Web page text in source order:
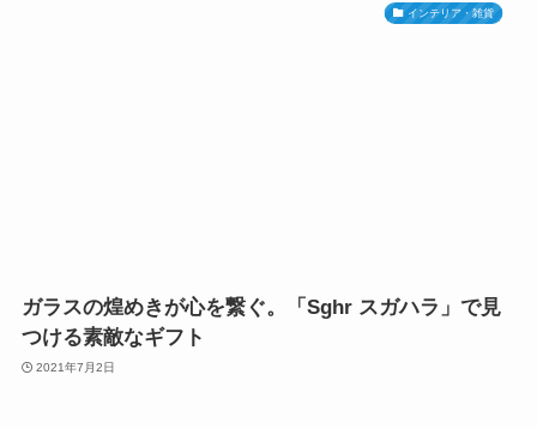
インテリア・雑貨
ガラスの煌めきが心を繋ぐ。「Sghr スガハラ」で見
つける素敵なギフト
2021年7月2日